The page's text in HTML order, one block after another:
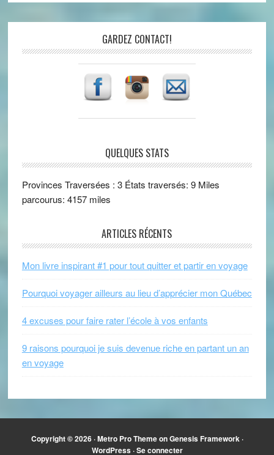
GARDEZ CONTACT!
QUELQUES STATS
Provinces Traversées : 3 États traversés: 9 Miles
parcourus: 4157 miles
ARTICLES RÉCENTS
Mon livre inspirant #1 pour tout quitter et partir en voyage
Pourquoi voyager ailleurs au lieu d’apprécier mon Québec
4 excuses pour faire rater l’école à vos enfants
9 raisons pourquoi je suis devenue riche en partant un an
en voyage
Copyright © 2026 ·Metro Pro ThemeonGenesis Framework·
WordPress·Se connecter